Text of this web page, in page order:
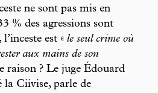
ne sont pas mis en
% des agressions sont
est « le seul crime où
aux mains de son
raison ? Le juge Édouard
la Ciivise, parle de